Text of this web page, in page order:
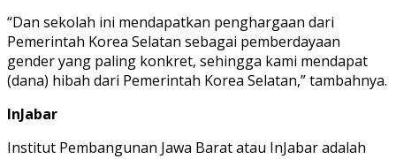
“Dan sekolah ini mendapatkan penghargaan dari
Pemerintah Korea Selatan sebagai pemberdayaan
gender yang paling konkret, sehingga kami mendapat
(dana) hibah dari Pemerintah Korea Selatan,” tambahnya.
InJabar
Institut Pembangunan Jawa Barat atau InJabar adalah